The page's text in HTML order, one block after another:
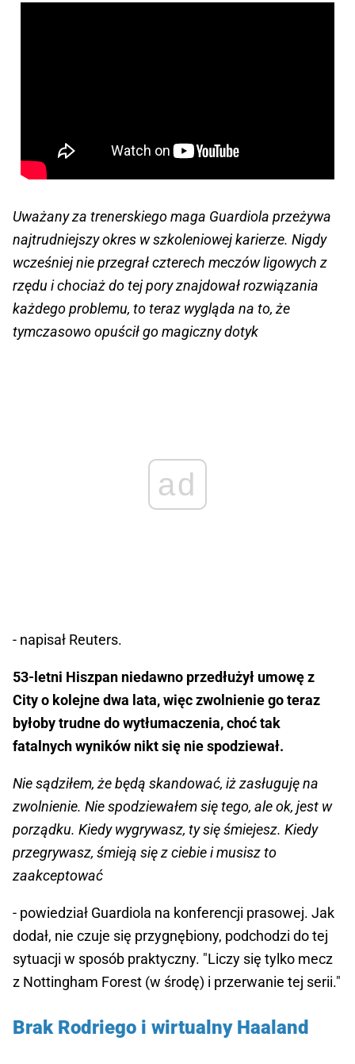
Uważany za trenerskiego maga Guardiola przeżywa
najtrudniejszy okres w szkoleniowej karierze. Nigdy
wcześniej nie przegrał czterech meczów ligowych z
rzędu i chociaż do tej pory znajdował rozwiązania
każdego problemu, to teraz wygląda na to, że
tymczasowo opuścił go magiczny dotyk
ad
- napisał Reuters.
53-letni Hiszpan niedawno przedłużył umowę z
City o kolejne dwa lata, więc zwolnienie go teraz
byłoby trudne do wytłumaczenia, choć tak
fatalnych wyników nikt się nie spodziewał.
Nie sądziłem, że będą skandować, iż zasługuję na
zwolnienie. Nie spodziewałem się tego, ale ok, jest w
porządku. Kiedy wygrywasz, ty się śmiejesz. Kiedy
przegrywasz, śmieją się z ciebie i musisz to
zaakceptować
- powiedział Guardiola na konferencji prasowej. Jak
dodał, nie czuje się przygnębiony, podchodzi do tej
sytuacji w sposób praktyczny. "Liczy się tylko mecz
z Nottingham Forest (w środę) i przerwanie tej serii."
Brak Rodriego i wirtualny Haaland